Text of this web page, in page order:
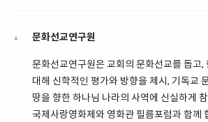
문화선교연구원
문화선교연구원은 교회의 문화선교를 돕고,
대해 신학적인 평가와 방향을 제시, 기독교
땅을 향한 하나님 나라의 사역에 신실하게
국제사랑영화제와 영화관 필름포럼과 함께